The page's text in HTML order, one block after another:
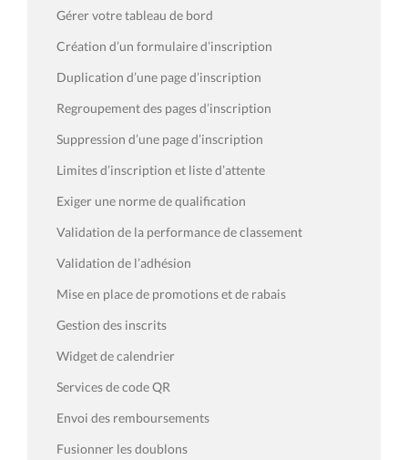
Gérer votre tableau de bord
Création d’un formulaire d’inscription
Duplication d’une page d’inscription
Regroupement des pages d’inscription
Suppression d’une page d’inscription
Limites d’inscription et liste d’attente
Exiger une norme de qualification
Validation de la performance de classement
Validation de l’adhésion
Mise en place de promotions et de rabais
Gestion des inscrits
Widget de calendrier
Services de code QR
Envoi des remboursements
Fusionner les doublons